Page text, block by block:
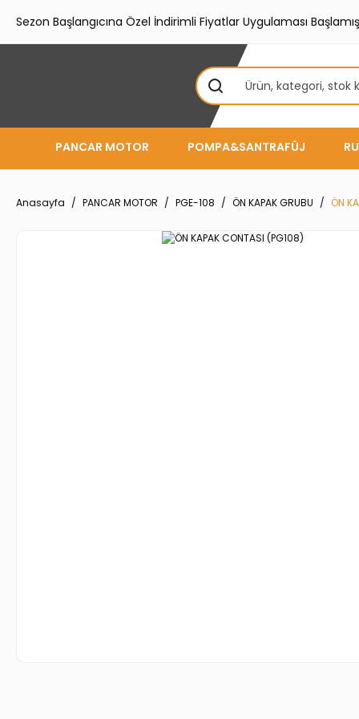
Sezon Başlangıcına Özel İndirimli Fiyatlar Uygulaması
PANCAR MOTOR POMPA&SANTRAFÜJ
Anasayfa PANCAR MOTOR PGE-108 ÖN KAPAK GRUBU ÖN